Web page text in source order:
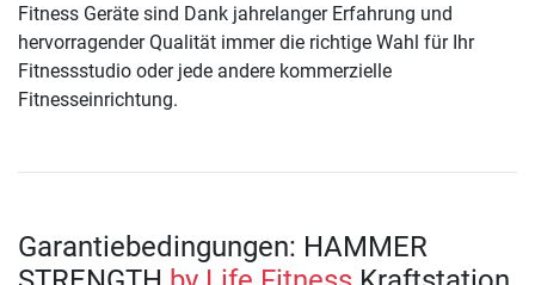
Fitness Geräte sind Dank jahrelanger Erfahrung und
hervorragender Qualität immer die richtige Wahl für Ihr
Fitnessstudio oder jede andere kommerzielle
Fitnesseinrichtung.
Garantiebedingungen: HAMMER